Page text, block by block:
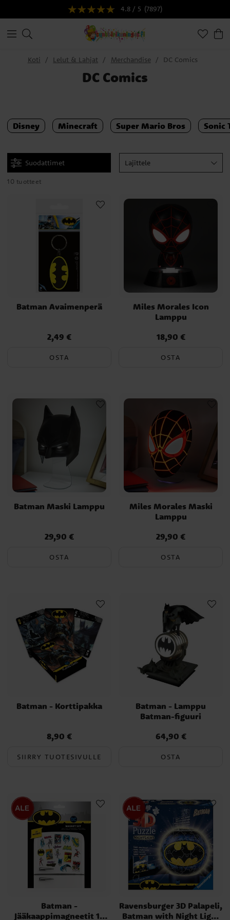
4.8 / 5 (7897)
Koti Lelut & Lahjat Merchandise DC Comics
DC Comics
Disney Minecraft Super Mario Bros Sonic
Suodattimet Lajittele
10 tuotteet
Batman Avaimenperä
Hinta:2,49 €
2,49 €
OSTA
Miles Morales Icon
Lamppu
Hinta:18,90 €
18,90 €
OSTA
Batman Maski Lamppu
Hinta:29,90 €
29,90 €
OSTA
Miles Morales Maski
Lamppu
Hinta:29,90 €
29,90 €
OSTA
Batman - Korttipakka
Hinta:8,90 €
8,90 €
SIIRRY TUOTESIVULLE
Batman - Lamppu
Batman-figuuri
Hinta:64,90 €
64,90 €
OSTA
Batman -
Jääkaappimagneetit 19
Ravensburger 3D Palapeli,
Batman with Night Light